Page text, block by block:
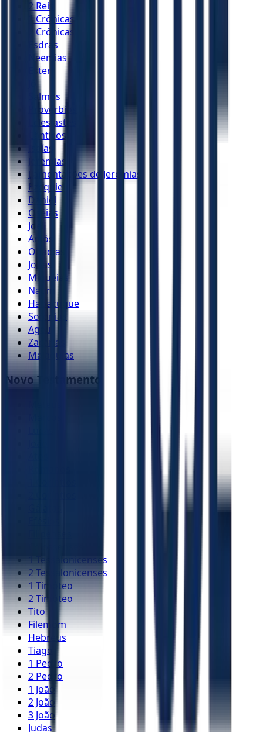
2 Reis
1 Crônicas
2 Crônicas
Esdras
Neemias
Ester
Salmos
Provérbios
Eclesiastes
Cânticos
Isaías
Jeremias
Lamentações de Jeremias
Ezequiel
Daniel
Oséias
Joel
Amós
Obadias
Jonas
Miquéias
Naum
Habacuque
Sofonias
Ageu
Zacarias
Malaquias
Novo Testamento
1 Tessalonicenses
2 Tessalonicenses
1 Timóteo
2 Timóteo
Tito
Filemom
Hebreus
Tiago
1 Pedro
2 Pedro
1 João
2 João
3 João
Judas